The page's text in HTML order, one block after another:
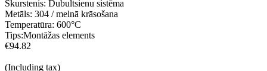
Skurstenis: Dubultsienu sistēma
Metāls: 304 / melnā krāsošana
Temperatūra: 600°С
Tips:Montāžas elements
€94.82
(Including tax)